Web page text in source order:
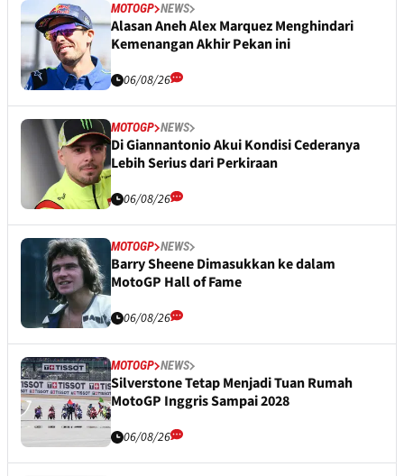
MOTOGP NEWS
Alasan Aneh Alex Marquez Menghindari
Kemenangan Akhir Pekan ini
06/08/26
MOTOGP NEWS
Di Giannantonio Akui Kondisi Cederanya
Lebih Serius dari Perkiraan
06/08/26
MOTOGP NEWS
Barry Sheene Dimasukkan ke dalam
MotoGP Hall of Fame
06/08/26
MOTOGP NEWS
Silverstone Tetap Menjadi Tuan Rumah
MotoGP Inggris Sampai 2028
06/08/26